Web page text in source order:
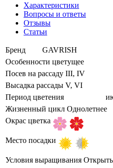
Характеристики
Вопросы и ответы
Отзывы
Статьи
Бренд
GAVRISH
Особенности цветущее
Посев на рассаду III, IV
Высадка рассады V, VI
Период цветения
Жизненный цикл Однолетнее
Окрас цветка
Место посадки
Условия выращивания